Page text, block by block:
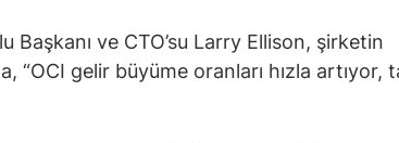
Başkanı ve CTO’su Larry Ellison, şirketin
“OCI gelir büyüme oranları hızla artıyor,